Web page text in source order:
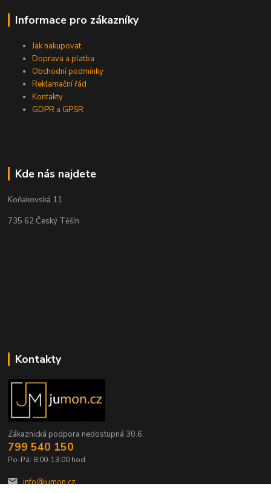
Informace pro zákazníky
Jak nakupovat
Doprava a platba
Obchodní podmínky
Reklamační řád
Kontakty
GDPR a GPSR
Kde nás najdete
Koňakovská 11
735 62 Český Těšín
Kontakty
Zákaznická podpora nedostupná 30.6.
799 540 150
Po-Pá: 8:00-13:00 hod.
info@jumon.cz